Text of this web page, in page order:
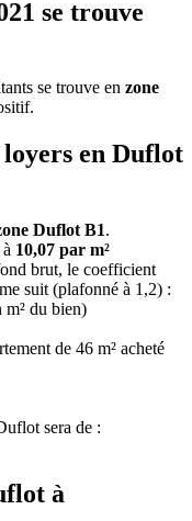
se trouve
se trouve en zone
loyers en Duflot
Duflot B1.
à 10,07 par m²
brut, le coefficient
suit (plafonné à 1,2) :
du bien)
de 46 m² acheté
sera de :
à